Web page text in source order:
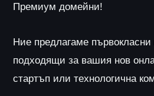
Премиум домейни!
Ние предлагаме
подходящи за вашия нов
стартъп или технологична